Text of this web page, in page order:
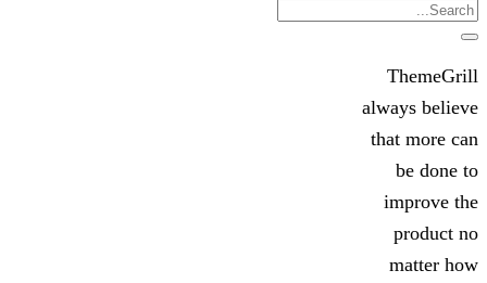
Search
ThemeGrill
always believe
that more can
be done to
improve the
product no
matter how